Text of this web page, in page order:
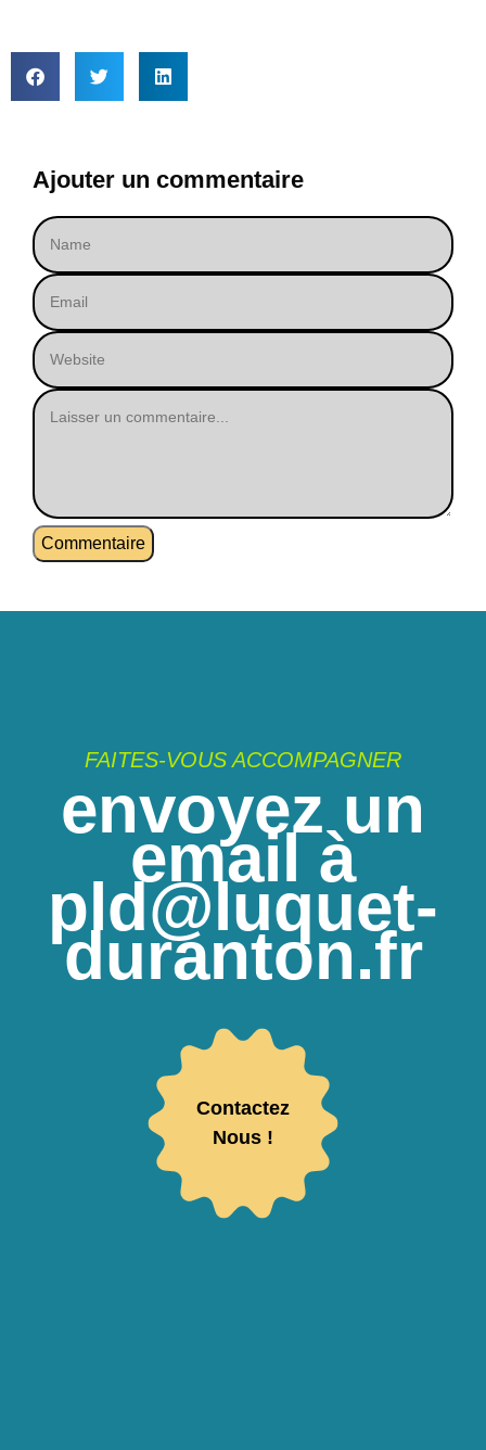
Ajouter un commentaire
FAITES-VOUS ACCOMPAGNER
envoyez un
email à
pld@luquet-
duranton.fr
Contactez
Nous !